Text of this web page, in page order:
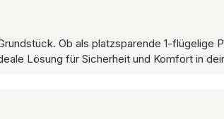
Ob als platzsparende 1-
Lösung für Sicherheit und Komfort in